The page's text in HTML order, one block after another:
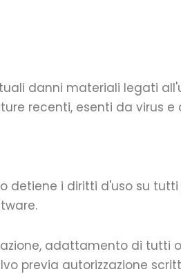
danni materiali legati
recenti, esenti da virus
detiene i diritti d'uso su
adattamento di tutti
autorizzazione scritta